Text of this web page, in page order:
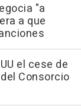
"a
a que
el cese de
Consorcio